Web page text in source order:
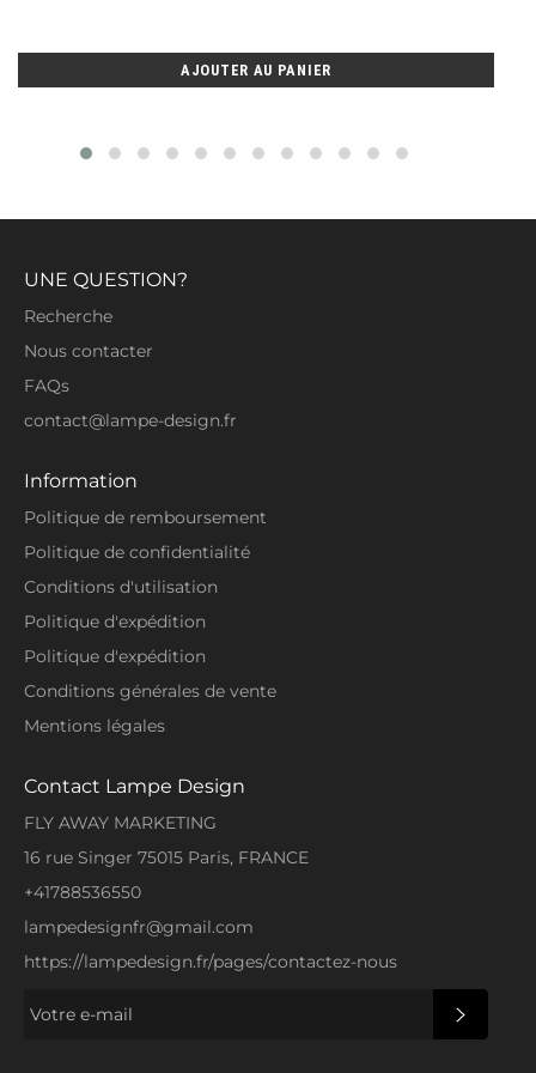
AJOUTER AU PANIER
UNE QUESTION?
Recherche
Nous contacter
FAQs
contact@lampe-design.fr
Information
Politique de remboursement
Politique de confidentialité
Conditions d'utilisation
Politique d'expédition
Politique d'expédition
Conditions générales de vente
Mentions légales
Contact Lampe Design
FLY AWAY MARKETING
16 rue Singer 75015 Paris, FRANCE
+41788536550
lampedesignfr@gmail.com
https://lampedesign.fr/pages/contactez-nous